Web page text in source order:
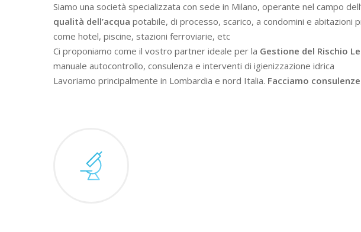
Siamo una società specializzata con sede in Milano, operante nel campo
qualità dell’acquapotabile, di processo, scarico, a condomini e
come hotel, piscine, stazioni ferroviarie, etc
Ci proponiamo come il vostro partner ideale per la Gestione del Rischio
manuale autocontrollo, consulenza e interventi di igienizzazione idrica
Lavoriamo principalmente in Lombardia e nord Italia. Facciamo